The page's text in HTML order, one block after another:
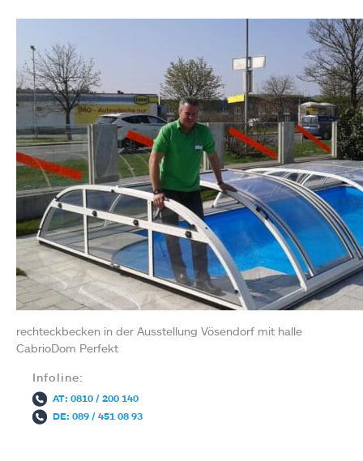
rechteckbecken in der Ausstellung Vösendorf mit halle
CabrioDom Perfekt
Infoline:
AT: 0810 / 200 140
DE: 089 / 451 08 93